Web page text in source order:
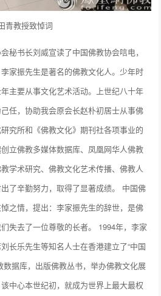
青教授致悼词
秘书长刘威宣读了中国佛教协会唁电，
家振先生是著名的佛教文化人。少年时
主要从事文化艺术活动。上世纪八十年
任，协助我会原会长赵朴初居士从事佛
究所和《佛教文化》期刊社各项事业的
立佛教多媒体数据库、凤凰网华人佛教
学术研究、佛教文化艺术传播、佛教人
了辛勤努力，取得了显著成绩。 中国佛
之情，提出：李家振先生的辞世，是佛
失去了一位尊敬的长者。 1994年，李家
长乐先生等知名人士在香港建立了“中国
数据库，出版佛教丛书，举办佛教文化展
中心本世纪初，就成为世界上最大最权